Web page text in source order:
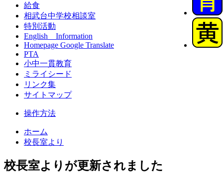
給食
相武台中学校相談室
特別活動
English Information
Homepage Google Translate
PTA
小中一貫教育
ミライシード
リンク集
サイトマップ
操作方法
ホーム
校長室より
校長室よりが更新されました